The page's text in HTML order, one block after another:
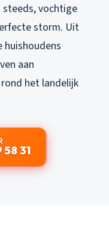
steeds, vochtige
storm. Uit
huishoudens
aan
het landelijk
58 31